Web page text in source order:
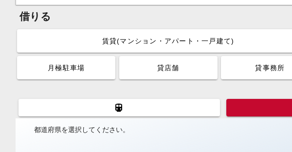
借りる
賃貸(マンション・アパート・一戸建て)
月極駐車場 貸店舗 貸事務所
都道府県を選択してください。